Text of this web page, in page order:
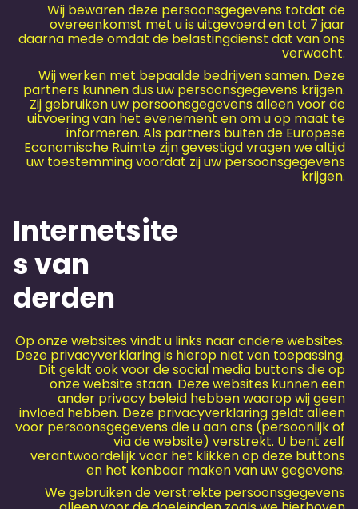
Wij bewaren deze persoonsgegevens totdat de
overeenkomst met u is uitgevoerd en tot 7 jaar
daarna mede omdat de belastingdienst dat van ons
verwacht.
Wij werken met bepaalde bedrijven samen. Deze
partners kunnen dus uw persoonsgegevens krijgen.
Zij gebruiken uw persoonsgegevens alleen voor de
uitvoering van het evenement en om u op maat te
informeren. Als partners buiten de Europese
Economische Ruimte zijn gevestigd vragen we altijd
uw toestemming voordat zij uw persoonsgegevens
krijgen.
Internetsite
s van
derden
Op onze websites vindt u links naar andere websites.
Deze privacyverklaring is hierop niet van toepassing.
Dit geldt ook voor de social media buttons die op
onze website staan. Deze websites kunnen een
ander privacy beleid hebben waarop wij geen
invloed hebben. Deze privacyverklaring geldt alleen
voor persoonsgegevens die u aan ons (persoonlijk of
via de website) verstrekt. U bent zelf
verantwoordelijk voor het klikken op deze buttons
en het kenbaar maken van uw gegevens.
We gebruiken de verstrekte persoonsgegevens